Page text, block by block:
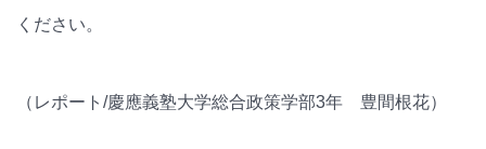
ください。
（レポート/慶應義塾大学総合政策学部3年 豊間根花）